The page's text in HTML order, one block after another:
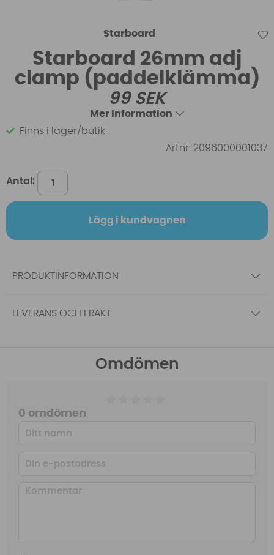
Starboard
Starboard 26mm adj
clamp (paddelklämma)
99SEK
Mer information
Finns i lager/butik
Artnr: 2096000001037
Antal:
Lägg i kundvagnen
PRODUKTINFORMATION
LEVERANS OCH FRAKT
Omdömen
0 omdömen